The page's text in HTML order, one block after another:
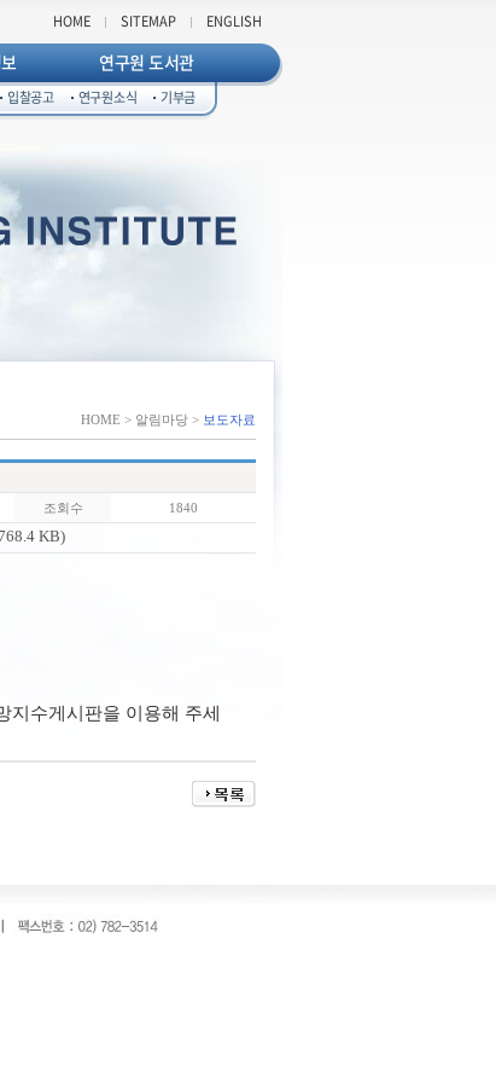
HOME SITEMAP ENGLISH
입찰공고 연구원소식 기부금
연구원 도서관
HOME > 알림마당 > 보도자료
조회수 1840
KB)
지수게시판을 이용해 주세